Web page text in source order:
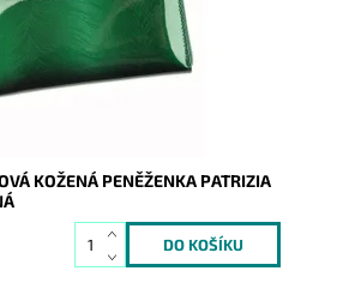
Piu
KOŽENÁ PENĚŽENKA PATRIZIA